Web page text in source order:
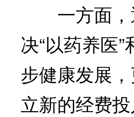
一方面，
决“以药养医
步健康发展
立新的经费